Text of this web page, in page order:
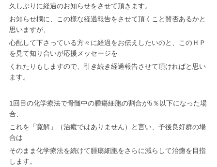
久しぶりに経過のお知らせをさせて頂きます。
お知らせ欄に、この様な経過報告をさせて頂くこと賛否あるかと
思いますが、
心配して下さっている方々に経過をお伝えしたいのと、このＨＰ
を見て知り合いが応援メッセージを
くれたりもしますので、引き続き経過報告させて頂ければと思い
ます。
1回目の化学療法で骨髄中の腫瘍細胞の割合が5％以下になった場
合、
これを「寛解」（治癒ではありません）と言い、予後良好群の場
合は
そのまま化学療法を続けて腫瘍細胞をさらに減らして治癒を目指
します。